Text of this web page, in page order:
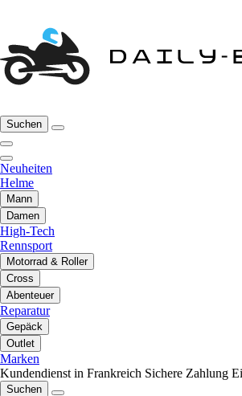
Suchen
Neuheiten
Helme
Mann
Damen
High-Tech
Rennsport
Motorrad & Roller
Cross
Abenteuer
Reparatur
Gepäck
Outlet
Marken
Kundendienst in Frankreich Sichere Zahlung
Suchen